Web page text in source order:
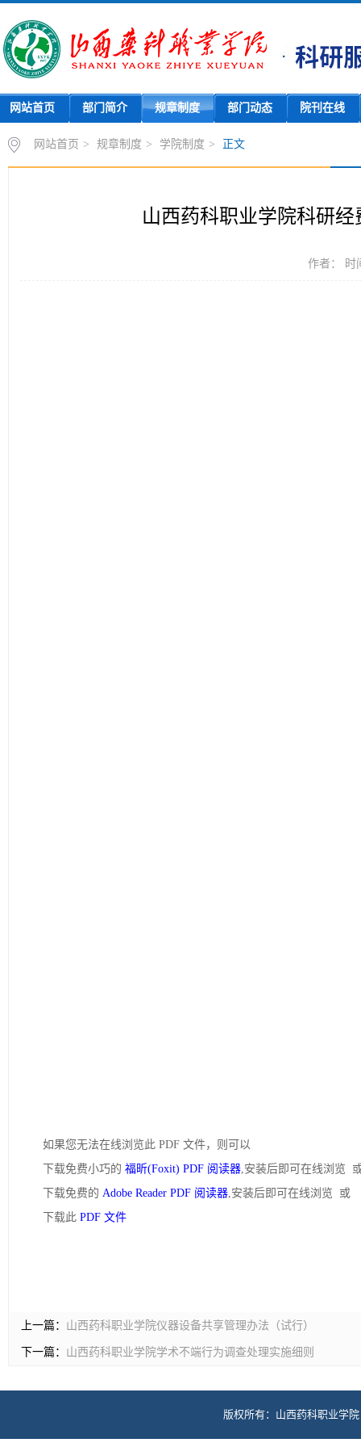
网站首页 部门简介 规章制度 部门动态 院刊在线
网站首页 > 规章制度 > 学院制度 > 正文
山西药科职业学院科研
作者： 时
如果您无法在线浏览此 PDF 文件，则可以
下载免费小巧的 福昕(Foxit) PDF 阅读器,安装后即可在线浏览
下载免费的 Adobe Reader PDF 阅读器,安装后即可在线浏览 或
下载此 PDF 文件
上一篇： 山西药科职业学院仪器设备共享管理办法（试行）
下一篇： 山西药科职业学院学术不端行为调查处理实施细则
版权所有：山西药科职业学